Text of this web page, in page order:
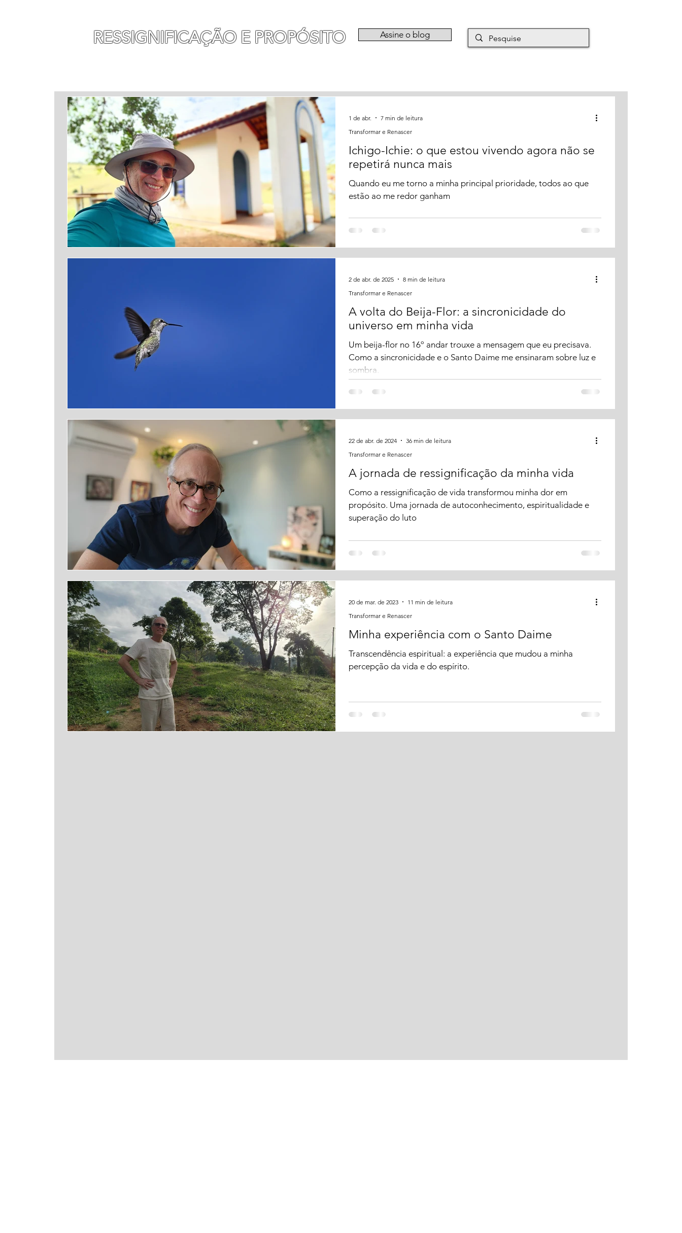
RESSIGNIFICAÇÃO E PROPÓSITO Assine o blog
Ichigo-Ichie: o que estou vivendo agora não se
repetirá nunca mais
Quando eu me torno a minha principal prioridade, todos ao que
estão ao me redor ganham
Transformar e Renascer
1 de abr. 7 min de leitura
A volta do Beija-Flor: a sincronicidade do
universo em minha vida
Um beija-flor no 16º andar trouxe a mensagem que eu precisava.
Como a sincronicidade e o Santo Daime me ensinaram sobre luz e
sombra.
Transformar e Renascer
2 de abr. de 2025 8 min de leitura
A jornada de ressignificação da minha vida
Como a ressignificação de vida transformou minha dor em
propósito. Uma jornada de autoconhecimento, espiritualidade e
superação do luto
Transformar e Renascer
22 de abr. de 2024 36 min de leitura
Minha experiência com o Santo Daime
Transcendência espiritual: a experiência que mudou a minha
percepção da vida e do espírito.
Transformar e Renascer
20 de mar. de 2023 11 min de leitura